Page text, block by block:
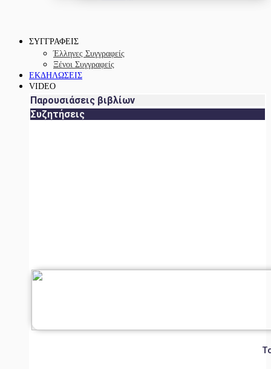
ΣΥΓΓΡΑΦΕΙΣ
Έλληνες Συγγραφείς
Ξένοι Συγγραφείς
ΕΚΔΗΛΩΣΕΙΣ
VIDEO
Παρουσιάσεις βιβλίων
Συζητήσεις